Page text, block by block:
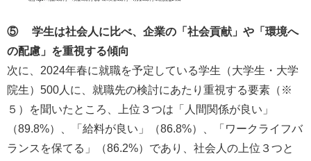
⑤ 学生は社会人に比べ、企業の「社会貢献」や「環境へ
の配慮」を重視する傾向
次に、2024年春に就職を予定している学生（大学生・大学
院生）500人に、就職先の検討にあたり重視する要素（※
５）を聞いたところ、上位３つは「人間関係が良い」
（89.8%）、「給料が良い」（86.8%）、「ワークライフバ
ランスを保てる」（86.2%）であり、社会人の上位３つと